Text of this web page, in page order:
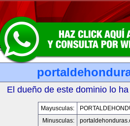
El dueño de este dominio lo
Mayusculas:
Minusculas: